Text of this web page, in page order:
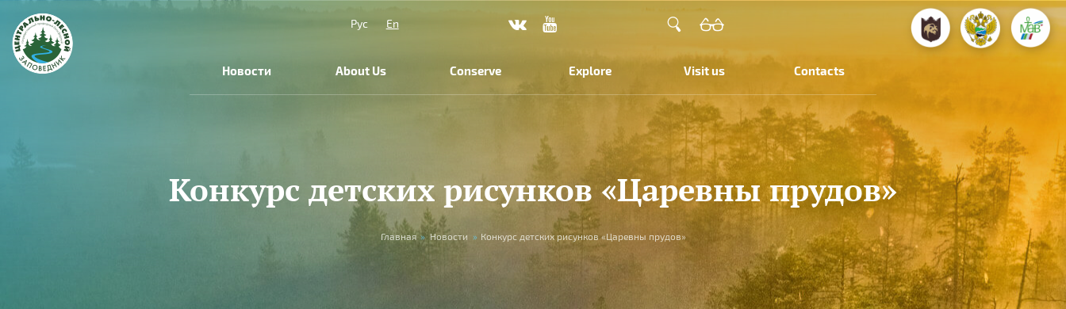
Рус
En
Новости About Us Conserve Explore Visit us Contacts
Конкурс детских рисунков «Царевны прудов»
Главная » Новости » Конкурс детских рисунков «Царевны прудов»